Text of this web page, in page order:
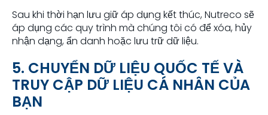
Sau khi thời hạn lưu giữ áp dụng kết thúc, Nutreco sẽ
áp dụng các quy trình mà chúng tôi có để xóa, hủy
nhận dạng, ẩn danh hoặc lưu trữ dữ liệu.
5. CHUYỂN DỮ LIỆU QUỐC TẾ VÀ
TRUY CẬP DỮ LIỆU CÁ NHÂN CỦA
BẠN